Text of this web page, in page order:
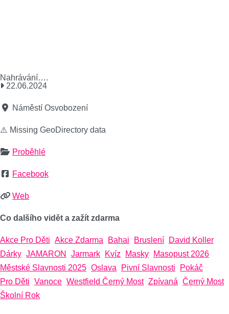
Nahrávání….
22.06.2024
Náměstí Osvobození
⚠️ Missing GeoDirectory data
Proběhlé
Facebook
Web
Co dalšího vidět a zažít zdarma
Akce Pro Děti Akce Zdarma Bahai Bruslení
David Koller
Dárky JAMARON Jarmark Kvíz Masky
Masopust 2026
Městské Slavnosti 2025 Oslava Pivní Slavnosti
Pokáč
Pro Děti Vanoce Westfield Černý Most Zpívaná Černý Most
Školní Rok